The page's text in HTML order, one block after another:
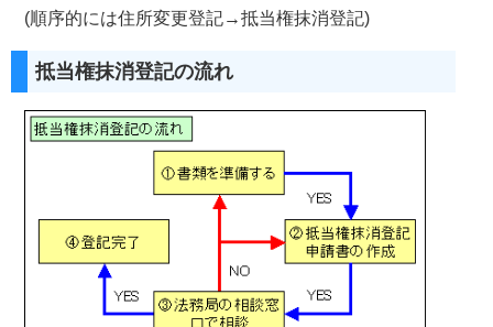
(順序的には住所変更登記→抵当権抹消登記)
抵当権抹消登記の流れ